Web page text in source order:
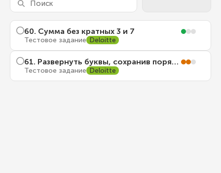
60. Сумма без кратных 3 и 7
Тестовое задание Deloitte
61. Развернуть буквы, сохранив порядок слов
Тестовое задание Deloitte